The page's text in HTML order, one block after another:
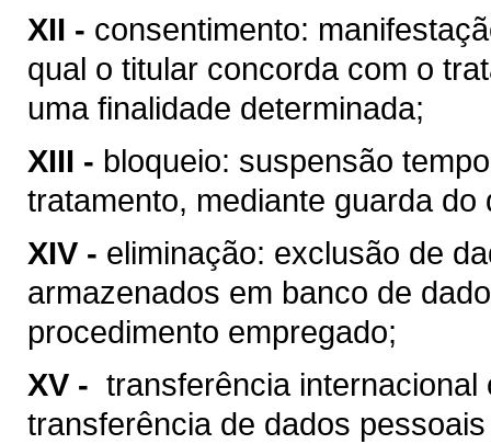
XII - consentimento:
qual o titular concorda com o
uma finalidade determinada;
XIII - bloqueio: suspensão
tratamento, mediante guarda
XIV - eliminação: exclusão de
armazenados em banco de
procedimento empregado;
XV - transferência
transferência de dados